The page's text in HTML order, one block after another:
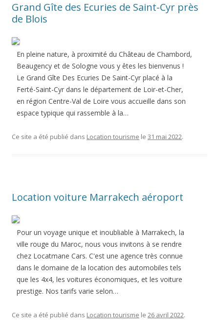
Grand Gîte des Ecuries de Saint-Cyr près
de Blois
En pleine nature, à proximité du Château de Chambord,
Beaugency et de Sologne vous y êtes les bienvenus !
Le Grand Gîte Des Ecuries De Saint-Cyr placé à la
Ferté-Saint-Cyr dans le département de Loir-et-Cher,
en région Centre-Val de Loire vous accueille dans son
espace typique qui rassemble à la…
Ce site a été publié dans Location tourisme le 31 mai 2022.
Location voiture Marrakech aéroport
Pour un voyage unique et inoubliable à Marrakech, la
ville rouge du Maroc, nous vous invitons à se rendre
chez Locatmane Cars. C'est une agence très connue
dans le domaine de la location des automobiles tels
que les 4x4, les voitures économiques, et les voiture
prestige. Nos tarifs varie selon…
Ce site a été publié dans Location tourisme le 26 avril 2022.